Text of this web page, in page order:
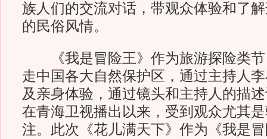
族人们的交流对话，带观众体验和了
的民俗风情。
《我是冒险王》作为旅游探险类节
走中国各大自然保护区，通过主持人
及亲身体验，通过镜头和主持人的描
在青海卫视播出以来，受到观众尤其
注。此次《花儿满天下》作为《我是